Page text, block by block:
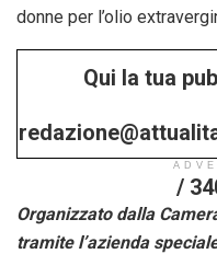
donne per l’olio
Qui la tua
/
Organizzato dalla
tramite l’azienda